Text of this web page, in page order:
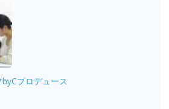
プロデュース